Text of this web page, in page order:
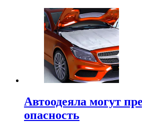
Автоодеяла могут
опасность